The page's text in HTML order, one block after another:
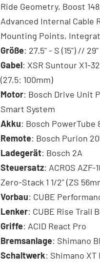
Ride Geometry, Boost
Advanced Internal
Mounting Points,
Größe: 27.5" - S (15") //
Gabel: XSR Suntour X1-
(27,5: 100mm)
Motor: Bosch Drive Unit
Smart System
Akku: Bosch PowerTube
Remote: Bosch Purion
Ladegerät: Bosch 2A
Steuersatz: ACROS
Zero-Stack 1 1/2" (ZS
Vorbau: CUBE
Lenker: CUBE Rise Trail
Griffe: ACID React Pro
Bremsanlage: Shimano
Schaltwerk: Shimano XT